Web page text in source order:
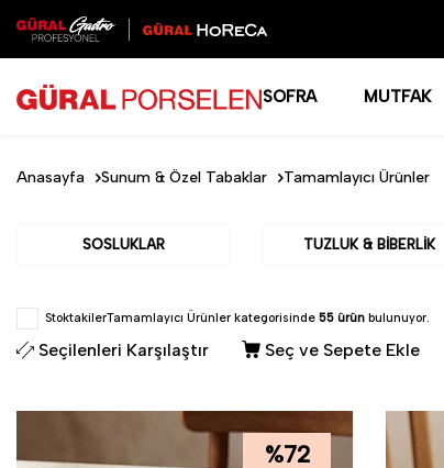
SOFRA MUTFAK
Anasayfa Sunum & Özel Tabaklar Tamamlayıcı Ürünler
SOSLUKLAR TUZLUK & BIBERLIK
StoktakilerTamamlayıcı Ürünler kategorisinde 55 ürün bulunuyor.
Seçilenleri Karşılaştır Seç ve Sepete Ekle
%72